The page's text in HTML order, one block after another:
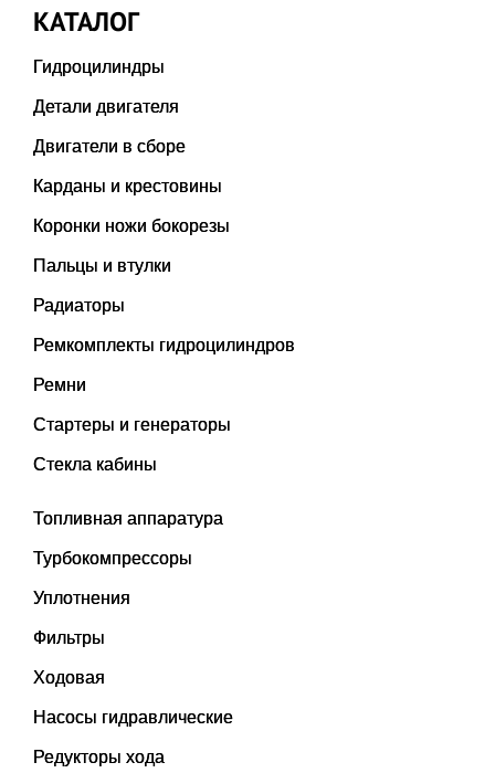
КАТАЛОГ
Гидроцилиндры
Детали двигателя
Двигатели в сборе
Карданы и крестовины
Коронки ножи бокорезы
Пальцы и втулки
Радиаторы
Ремкомплекты гидроцилиндров
Ремни
Стартеры и генераторы
Стекла кабины
Топливная аппаратура
Турбокомпрессоры
Уплотнения
Фильтры
Ходовая
Насосы гидравлические
Редукторы хода